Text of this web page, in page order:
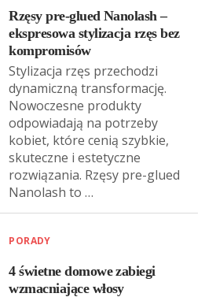
Rzęsy pre-glued Nanolash –
ekspresowa stylizacja rzęs bez
kompromisów
Stylizacja rzęs przechodzi
dynamiczną transformację.
Nowoczesne produkty
odpowiadają na potrzeby
kobiet, które cenią szybkie,
skuteczne i estetyczne
rozwiązania. Rzęsy pre-glued
Nanolash to …
PORADY
4 świetne domowe zabiegi
wzmacniające włosy